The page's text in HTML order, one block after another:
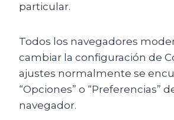
particular.
Todos los navegadores
cambiar la configuración de
ajustes normalmente se
“Opciones” o “Preferencias”
navegador.